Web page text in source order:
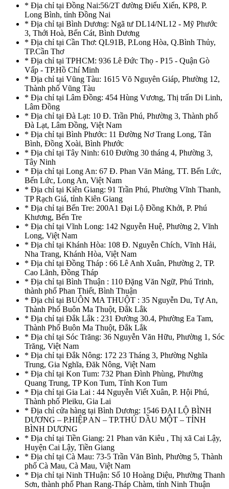
* Địa chỉ tại Đồng Nai:56/2T đường Điểu Xiển, KP8, P.
Long Bình, tỉnh Đồng Nai
* Địa chỉ tại Bình Dương: Ngã tư DL14/NL12 - Mỹ Phước
3, Thới Hoà, Bến Cát, Bình Dương
* Địa chỉ tại Cần Thơ: QL91B, P.Long Hòa, Q.Bình Thủy,
TP.Cần Thơ
* Địa chỉ tại TPHCM: 936 Lê Đức Thọ - P15 - Quận Gò
Vấp - TP.Hồ Chí Minh
* Địa chỉ tại Vũng Tàu: 1615 Võ Nguyên Giáp, Phường 12,
Thành phố Vũng Tàu
* Địa chỉ tại Lâm Đồng: 454 Hùng Vương, Thị trấn Di Linh,
Lâm Đồng
* Địa chỉ tại Đà Lạt: 10 Đ. Trần Phú, Phường 3, Thành phố
Đà Lạt, Lâm Đồng, Việt Nam
* Địa chỉ tại Bình Phước: 11 Đường Nơ Trang Long, Tân
Bình, Đồng Xoài, Bình Phước
* Địa chỉ tại Tây Ninh: 610 Đường 30 tháng 4, Phường 3,
Tây Ninh
* Địa chỉ tại Long An: 67 Đ. Phan Văn Mảng, TT. Bến Lức,
Bến Lức, Long An, Việt Nam
* Địa chỉ tại Kiên Giang: 91 Trần Phú, Phường Vĩnh Thanh,
TP Rạch Giá, tỉnh Kiên Giang
* Địa chỉ tại Bến Tre: 200A1 Đại Lộ Đồng Khởi, P. Phú
Khương, Bến Tre
* Địa chỉ tại Vĩnh Long: 142 Nguyễn Huệ, Phường 2, Vĩnh
Long, Việt Nam
* Địa chỉ tại Khánh Hòa: 108 Đ. Nguyễn Chích, Vĩnh Hải,
Nha Trang, Khánh Hòa, Việt Nam
* Địa chỉ tại Đồng Tháp : 66 Lê Anh Xuân, Phường 2, TP.
Cao Lãnh, Đồng Tháp
* Địa chỉ tại Bình Thuận : 110 Đặng Văn Ngữ, Phú Trinh,
thành phố Phan Thiết, Bình Thuận
* Địa chỉ tại BUÔN MA THUỘT : 35 Nguyễn Du, Tự An,
Thành Phố Buôn Ma Thuột, Đắk Lắk
* Địa chỉ tại Đắk Lắk : 231 Đường 30.4, Phường Ea Tam,
Thành Phố Buôn Ma Thuột, Đắk Lắk
* Địa chỉ tại Sóc Trăng: 36 Nguyễn Văn Hữu, Phường 1, Sóc
Trăng, Việt Nam
* Địa chỉ tại Đắk Nông: 172 23 Tháng 3, Phường Nghĩa
Trung, Gia Nghĩa, Đăk Nông, Việt Nam
* Địa chỉ tại Kon Tum: 732 Phan Đình Phùng, Phường
Quang Trung, TP Kon Tum, Tỉnh Kon Tum
* Địa chỉ tại Gia Lai : 44 Nguyễn Viết Xuân, P. Hội Phú,
Thành phố Pleiku, Gia Lai
* Địa chỉ cửa hàng tại Bình Dương: 1546 ĐẠI LỘ BÌNH
DƯƠNG – P.HIỆP AN – TP.THỦ DẦU MỘT – TỈNH
BÌNH DƯƠNG
* Địa chỉ tại Tiền Giang: 21 Phan văn Kiêu , Thị xã Cai Lậy,
Huyện Cai Lậy, Tiền Giang
* Địa chỉ tại Cà Mau: 73-5 Trần Văn Bình, Phường 5, Thành
phố Cà Mau, Cà Mau, Việt Nam
* Địa chỉ tại Ninh THuận: Số 10 Hoàng Diệu, Phường Thanh
Sơn, thành phố Phan Rang-Tháp Chàm, tỉnh Ninh Thuận